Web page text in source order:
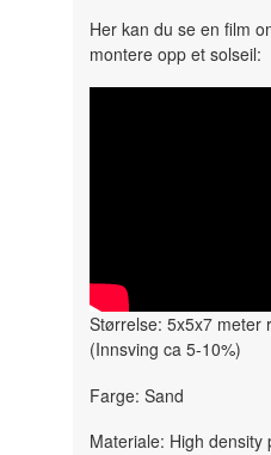
Her kan du se en film
montere opp et solseil:
" width="300"
Størrelse: 5x5x7 meter
(Innsving ca 5-10%)
Farge: Sand
Materiale: High density